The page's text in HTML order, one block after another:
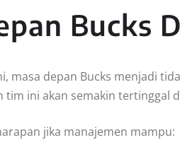
Bucks
masa depan Bucks menjadi
tim ini akan semakin tertinggal
jika manajemen mampu: